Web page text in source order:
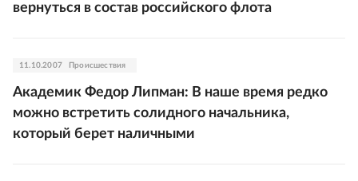
вернуться в состав российского флота
11.10.2007 Происшествия
Академик Федор Липман: В наше время редко
можно встретить солидного начальника,
который берет наличными